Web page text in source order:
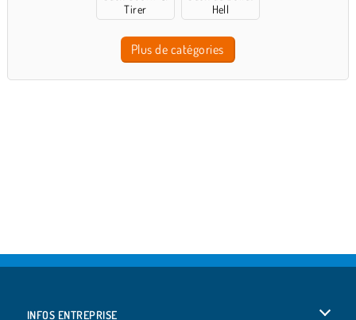
Tirer
Hell
Plus de catégories
INFOS ENTREPRISE